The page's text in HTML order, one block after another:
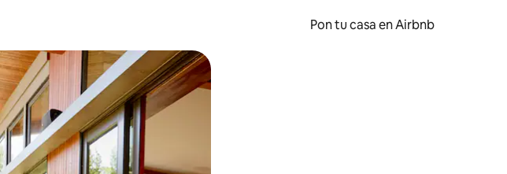
Pon tu casa en Airbnb